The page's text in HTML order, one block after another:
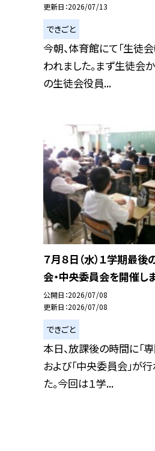
更新日 2026/07/13
できごと
今朝、体育館にて「生徒
われました。まず生徒会
の生徒会役員...
７月８日（水）１学期最
会・中央委員会を開催し
公開日 2026/07/08
更新日 2026/07/08
できごと
本日、放課後の時間に「
および「中央委員会」が
た。今回は１学...